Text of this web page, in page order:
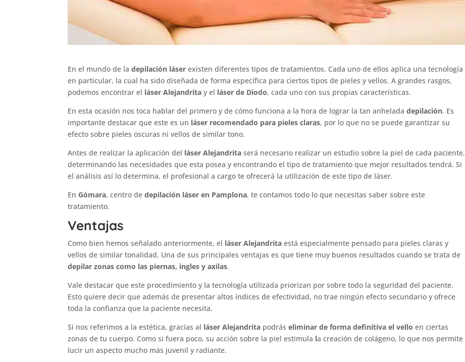
En el mundo de ladepilación láser existen diferentes tipos de tratamientos. Cada uno de ellos aplica una tecnología
en particular, la cual ha sido diseñada de forma específica para ciertos tipos de pieles y vellos. A grandes rasgos,
podemos encontrar el láser Alejandrita y el láser de Diodo, cada uno con sus propias características.
En esta ocasión nos toca hablar del primero y de cómo funciona a la hora de lograr la tan anheladadepilación. Es
importante destacar que este es un láser recomendado para pieles claras, por lo que no se puede garantizar su
efecto sobre pieles oscuras ni vellos de similar tono.
Antes de realizar la aplicación del láser Alejandrita será necesario realizar un estudio sobre la piel de cada paciente,
determinando las necesidades que esta posea y encontrando el tipo de tratamiento que mejor resultados tendrá. Si
el análisis así lo determina, el profesional a cargo te ofrecerá la utilización de este tipo de láser.
En Gómara, centro dedepilación láser en Pamplona, te contamos todo lo que necesitas saber sobre este
tratamiento.
Ventajas
Como bien hemos señalado anteriormente, el láser Alejandrita está especialmente pensado para pieles claras y
vellos de similar tonalidad. Una de sus principales ventajas es que tiene muy buenos resultados cuando se trata de
depilar zonas como las piernas, ingles yaxilas.
Vale destacar que este procedimiento y la tecnología utilizada priorizan por sobre todo la seguridad del paciente.
Esto quiere decir que además de presentar altos índices de efectividad, no trae ningún efecto secundario y ofrece
toda la confianza que la paciente necesita.
Si nos referimos a la estética, gracias al láser Alejandrita podráseliminar de forma definitiva el vello en ciertas
zonas de tu cuerpo. Como si fuera poco, su acción sobre la piel estimula la creación de colágeno, lo que nos permite
lucir un aspecto mucho más juvenil y radiante.